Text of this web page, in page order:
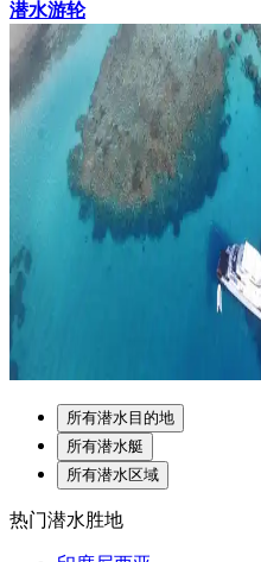
潜水游轮
所有潜水目的地
所有潜水艇
所有潜水区域
热门潜水胜地